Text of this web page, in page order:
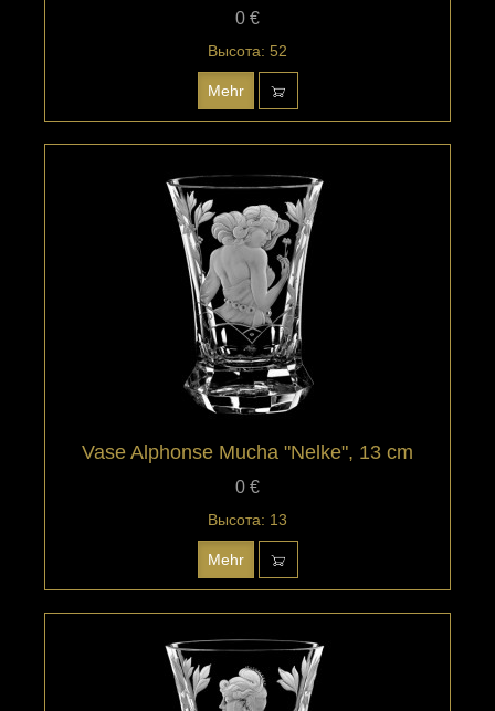
0 €
Высота: 52
Mehr
Vase Alphonse Mucha "Nelke", 13 cm
0 €
Высота: 13
Mehr